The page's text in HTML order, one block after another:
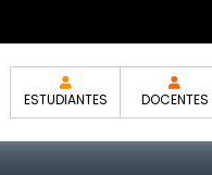
ESTUDIANTES DOCENTES